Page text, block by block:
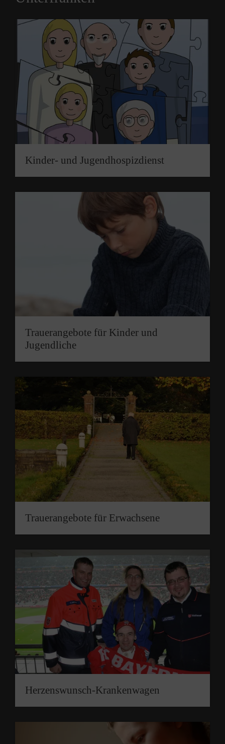
Kinder- und Jugend­hospizdienst
Trauerangebote für Kinder und
Jugendliche
Trauerangebote für Erwachsene
Herzenswunsch-Krankenwagen